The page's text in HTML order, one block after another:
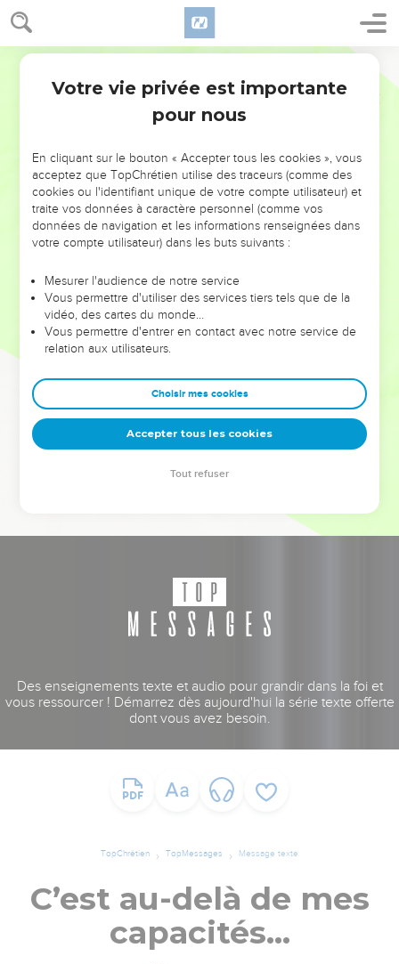
NE MANQUEZ PAS L’ÉVÉNEMENT
DE L’ANNÉE !
ET SI LEURS ERREURS POUVAIENT VOUS ÉVITER LES
VOTRES ?
leur foi ou leur vision. Mais on voit moins les doutes, les erreurs
et les saisons difficiles qu'ils ont traversés, alors même que ce
sont elles qui les ont façonnés.
Dans cette conférence, leaders, entrepreneurs, et responsables
clés pour avancer avec plus de sagesse afin que leurs erreurs
deviennent vos tremplins. Que vous guidiez un ministère, une
équipe, un groupe ou une famille, leur expérience est faite
pour vous.
Des enseignements texte et audio pour grandir dans la foi et
vous ressourcer ! Démarrez dès aujourd'hui la série texte offerte
dont vous avez besoin.
TopChrétien TopMessages Message texte
C’est au-delà de mes
capacités...
Votre vie privée est importante
pour nous
En cliquant sur le bouton « Accepter tous les cookies », vous
acceptez que TopChrétien utilise des traceurs (comme des
cookies ou l'identifiant unique de votre compte utilisateur) et
traite vos données à caractère personnel (comme vos
données de navigation et les informations renseignées dans
votre compte utilisateur) dans les buts suivants :
Mesurer l'audience de notre service
Vous permettre d'utiliser des services tiers tels que de la
vidéo, des cartes du monde…
Vous permettre d'entrer en contact avec notre service de
relation aux utilisateurs.
Choisir mes cookies
Accepter tous les cookies
Tout refuser